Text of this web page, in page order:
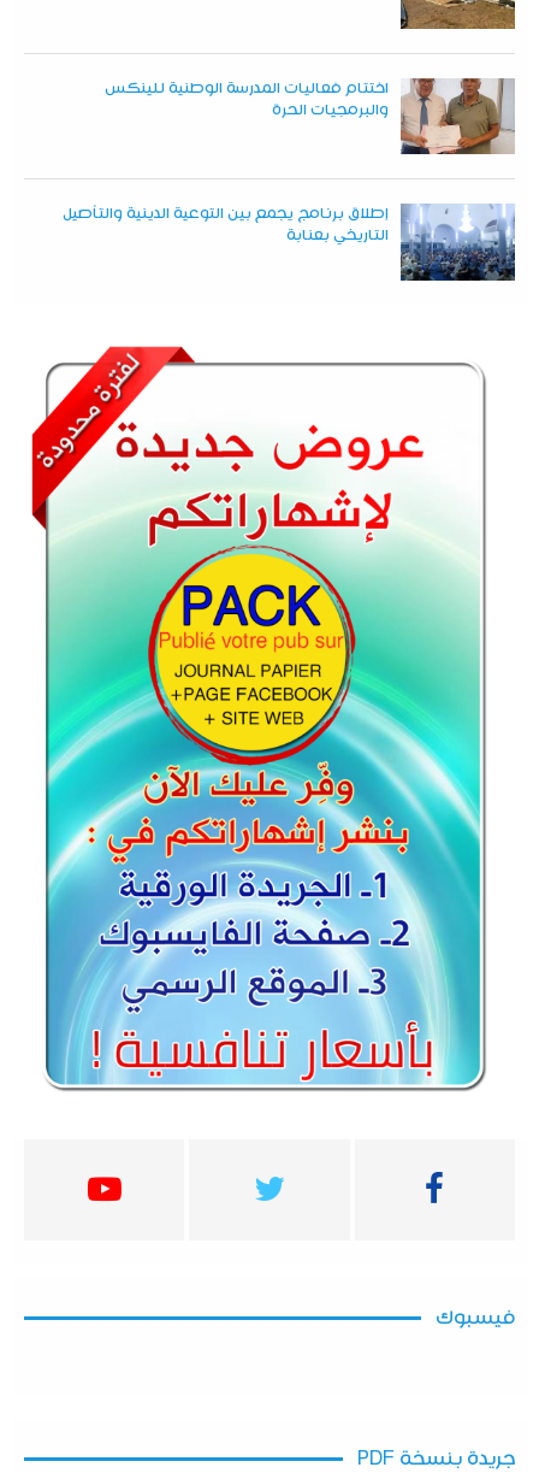
اختتام فعاليات المدرسة الوطنية للينكس
والبرمجيات الحرة
إطلاق برنامج يجمع بين التوعية الدينية والتأصيل
التاريخي بعنابة
فيسبوك
جريدة بنسخة PDF